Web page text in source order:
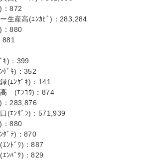
：872
生産高(ｴﾝｶﾋﾞ)：283,284
：880
881
ｷ)：399
ｹﾞｷ)：352
(ｴﾝｹﾞｷ)：141
高 (ｴﾝｺｳ)：874
：283,876
(ｴﾝｻﾞﾝ)：571,939
：880
ﾀﾞﾃ)：870
ｴﾝﾄﾞｳ)：887
ﾝﾊﾞｸ)：829